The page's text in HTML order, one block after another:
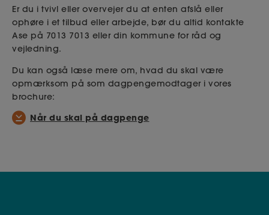
Er du i tvivl eller overvejer du at enten afslå eller
ophøre i et tilbud eller arbejde, bør du altid kontakte
Ase på 7013 7013 eller din kommune for råd og
vejledning.
Du kan også læse mere om, hvad du skal være
opmærksom på som dagpengemodtager i vores
brochure:
Når du skal på dagpenge